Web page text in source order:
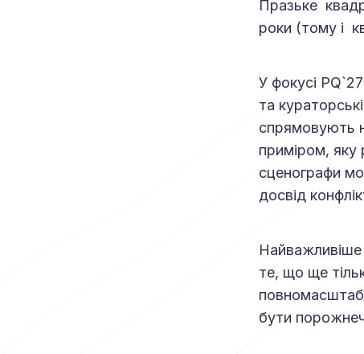
Празьке
роки (тому і
У фокусі
та
спрямовують
приміром, яку
сценографи
досвід
Найважливіше
те, що ще
бути